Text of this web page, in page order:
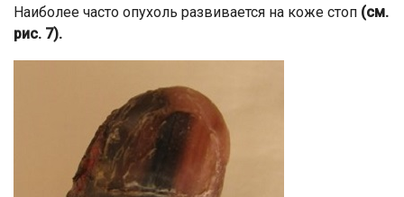
Наиболее часто опухоль развивается на коже стоп (см.
рис. 7).